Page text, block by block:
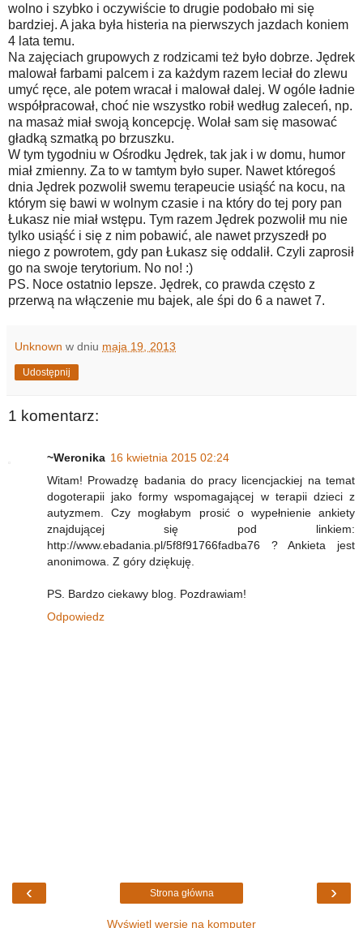
wolno i szybko i oczywiście to drugie podobało mi się
bardziej. A jaka była histeria na pierwszych jazdach koniem
4 lata temu.
Na zajęciach grupowych z rodzicami też było dobrze. Jędrek
malował farbami palcem i za każdym razem leciał do zlewu
umyć ręce, ale potem wracał i malował dalej. W ogóle ładnie
współpracował, choć nie wszystko robił według zaleceń, np.
na masaż miał swoją koncepcję. Wolał sam się masować
gładką szmatką po brzuszku.
W tym tygodniu w Ośrodku Jędrek, tak jak i w domu, humor
miał zmienny. Za to w tamtym było super. Nawet któregoś
dnia Jędrek pozwolił swemu terapeucie usiąść na kocu, na
którym się bawi w wolnym czasie i na który do tej pory pan
Łukasz nie miał wstępu. Tym razem Jędrek pozwolił mu nie
tylko usiąść i się z nim pobawić, ale nawet przyszedł po
niego z powrotem, gdy pan Łukasz się oddalił. Czyli zaprosił
go na swoje terytorium. No no! :)
PS. Noce ostatnio lepsze. Jędrek, co prawda często z
przerwą na włączenie mu bajek, ale śpi do 6 a nawet 7.
Unknown w dniu maja 19, 2013
Udostępnij
1 komentarz:
~Weronika 16 kwietnia 2015 02:24
Witam! Prowadzę badania do pracy licencjackiej na temat
dogoterapii jako formy wspomagającej w terapii dzieci z
autyzmem. Czy mogłabym prosić o wypełnienie ankiety
znajdującej się pod linkiem:
http://www.ebadania.pl/5f8f91766fadba76 ? Ankieta jest
anonimowa. Z góry dziękuję.
PS. Bardzo ciekawy blog. Pozdrawiam!
Odpowiedz
‹ ›
Strona główna
Wyświetl wersję na komputer